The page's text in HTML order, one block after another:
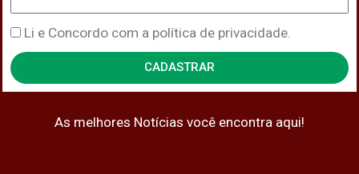
Política
de
Privacidade
Li e Concordo com a política de privacidade.
CADASTRAR
As melhores Notícias você encontra aqui!